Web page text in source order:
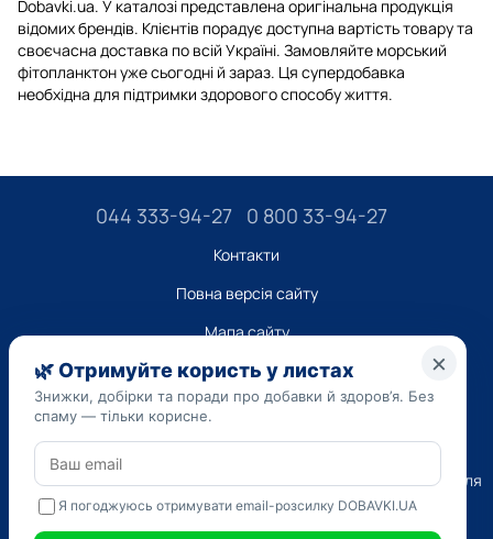
Dobavki.ua. У каталозі представлена оригінальна продукція
відомих брендів. Клієнтів порадує доступна вартість товару та
своєчасна доставка по всій Україні. Замовляйте морський
фітопланктон уже сьогодні й зараз. Ця супердобавка
необхідна для підтримки здорового способу життя.
044 333-94-27 0 800 33-94-27
Контакти
Повна версія сайту
Мапа сайту
ТОВ “ДО ЮА”,
Код ЄДРПОУ 45223262
Дата реєстрації 14.09.2023
Наведена на сайті dobavki.ua інформація носить виключно
Ознайомчий характер. Не використовуйте нашу інформацію для
діагностики та лікування. Тільки ваш Лікуючий лікар може